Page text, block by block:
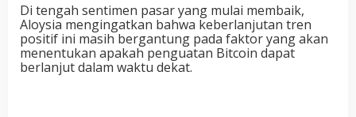
Di tengah sentimen pasar yang mulai membaik,
Aloysia mengingatkan bahwa keberlanjutan tren
positif ini masih bergantung pada faktor yang akan
menentukan apakah penguatan Bitcoin dapat
berlanjut dalam waktu dekat.